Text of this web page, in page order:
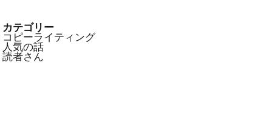
カテゴリー
コピーライティング
人気の話
読者さん